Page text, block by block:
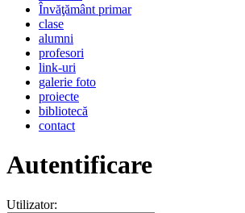
Învăţământ primar
clase
alumni
profesori
link-uri
galerie foto
proiecte
bibliotecă
contact
Autentificare
Utilizator: